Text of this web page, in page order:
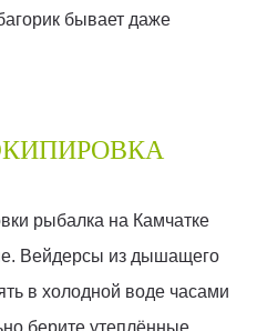
бывает даже
рыбалка на Камчатке
Вейдерсы из дышащего
в холодной воде часами